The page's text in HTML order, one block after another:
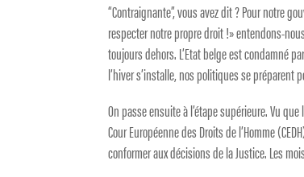
“Contraignante”, vous avez dit ? Pour notre
respecter notre propre droit !» entendons-
toujours dehors. L’Etat belge est condamné
l’hiver s’installe, nos politiques se préparent
On passe ensuite à l’étape supérieure. Vu
Cour Européenne des Droits de l’Homme
conformer aux décisions de la Justice. Les